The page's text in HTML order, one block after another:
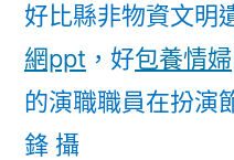
好比縣非物資文明
網ppt ，好包養情婦
的演職職員在扮演
鋒 攝